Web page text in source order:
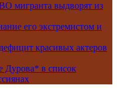
мигранта выдворят из
его экстремистом и
красивых актеров
Дурова* в список